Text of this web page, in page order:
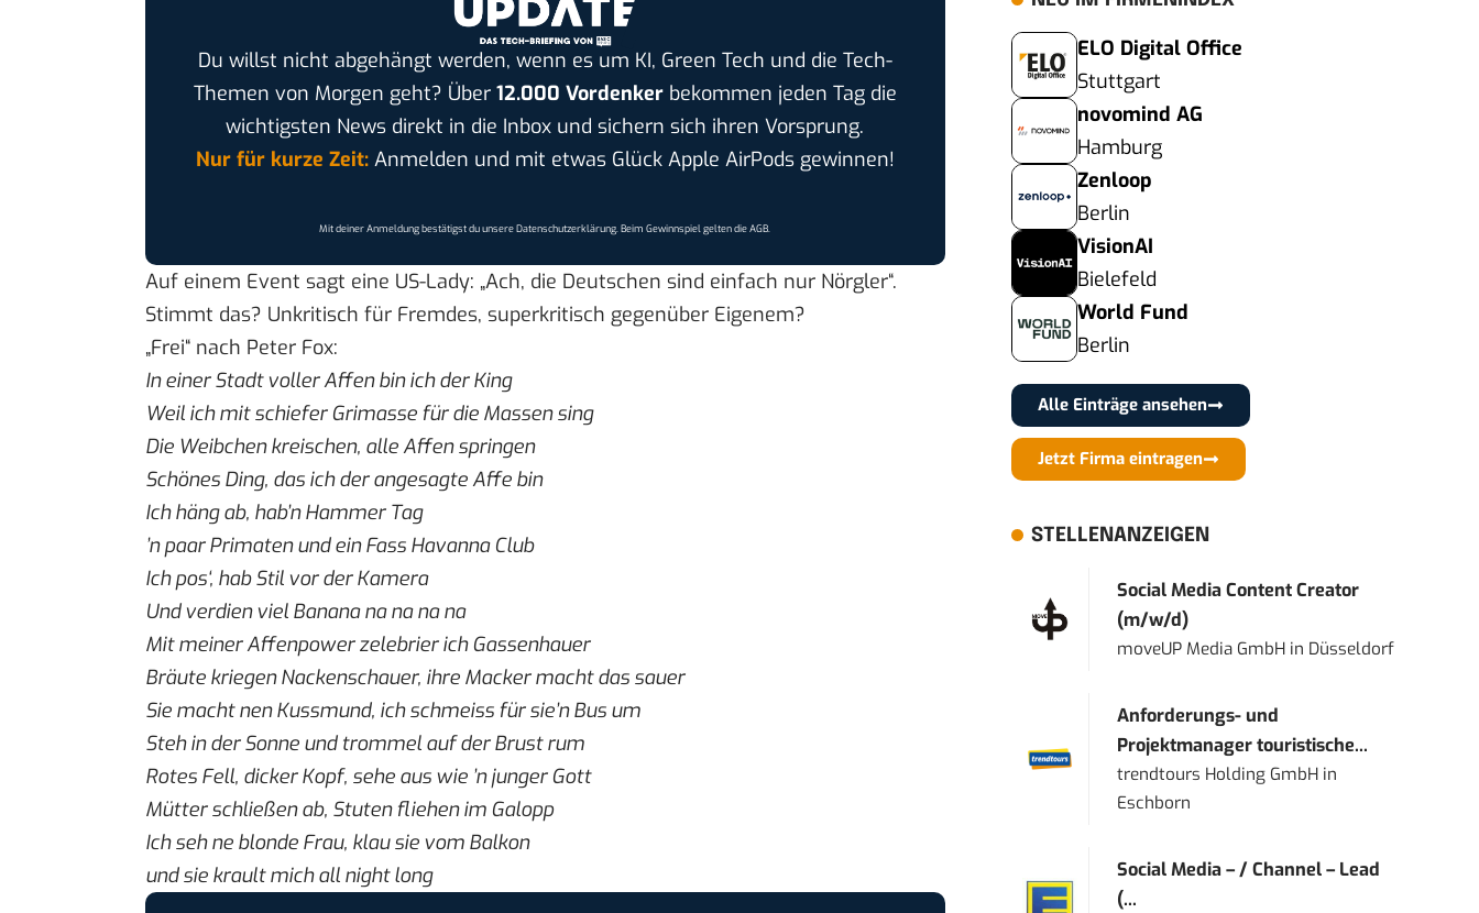
Du willst nicht abgehängt werden, wenn es um KI, Green Tech und die Tech-
Themen von Morgen geht? Über 12.000 Vordenkerbekommen jeden Tag die
wichtigsten News direkt in die Inbox und sichern sich ihren Vorsprung.
Nur für kurze Zeit:Anmelden und mit etwas Glück Apple AirPods gewinnen!
Mit deiner Anmeldung bestätigst du unsereDatenschutzerklärung. Beim Gewinnspiel gelten dieAGB.
Auf einem Event sagt eine US-Lady: „Ach, die Deutschen sind einfach nur Nörgler“.
Stimmt das? Unkritisch für Fremdes, superkritisch gegenüber Eigenem?
„Frei“ nach Peter Fox:
In einer Stadt voller Affen bin ich der King
Weil ich mit schiefer Grimasse für die Massen sing
Die Weibchen kreischen, alle Affen springen
Schönes Ding, das ich der angesagte Affe bin
Ich häng ab, hab’n Hammer Tag
’n paar Primaten und ein Fass Havanna Club
Ich pos‘, hab Stil vor der Kamera
Und verdien viel Banana na na na na
Mit meiner Affenpower zelebrier ich Gassenhauer
Bräute kriegen Nackenschauer, ihre Macker macht das sauer
Sie macht nen Kussmund, ich schmeiss für sie’n Bus um
Steh in der Sonne und trommel auf der Brust rum
Rotes Fell, dicker Kopf, sehe aus wie ’n junger Gott
Mütter schließen ab, Stuten fliehen im Galopp
Ich seh ne blonde Frau, klau sie vom Balkon
und sie krault mich all night long
ELO Digital Office
Stuttgart
novomind AG
Hamburg
Zenloop
Berlin
VisionAI
Bielefeld
World Fund
Berlin
Alle Einträge ansehen
Jetzt Firma eintragen
STELLENANZEIGEN
Social Media Content Creator
(m/w/d)
moveUP Media GmbH in Düsseldorf
Anforderungs- und
Projektmanager touristische...
trendtours Holding GmbH in
Eschborn
Social Media – / Channel – Lead
(...